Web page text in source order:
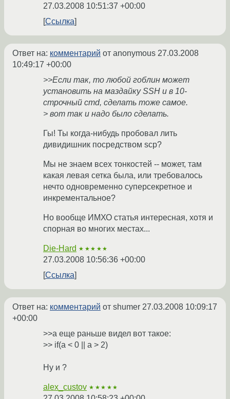
27.03.2008 10:51:37 +00:00
Ссылка
Ответ на: комментарий от anonymous 27.03.2008
10:49:17 +00:00
>>Если так, то любой гоблин может
установить на маздайку SSH и в 10-
строчный cmd, сделать тоже самое.
> вот так и надо было сделать.
Гы! Ты когда-нибудь пробовал лить
дивидишник посредством scp?
Мы не знаем всех тонкостей -- может, там
какая левая сетка была, или требовалось
нечто одновременно суперсекретное и
инкрементальное?
Но вообще ИМХО статья интересная, хотя и
спорная во многих местах...
Die-Hard ★★★★★
27.03.2008 10:56:36 +00:00
Ссылка
Ответ на: комментарий от shumer 27.03.2008 10:09:17
+00:00
>>а еще раньше видел вот такое:
>> if(a < 0 || a > 2)
Ну и ?
alex_custov ★★★★★